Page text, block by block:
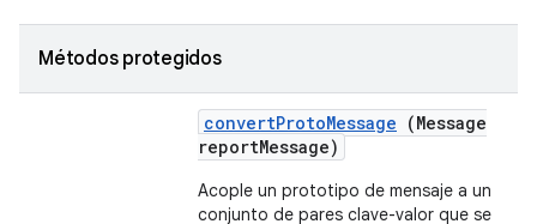
Métodos protegidos
convertProtoMessage (Message
reportMessage)
Acople un prototipo de mensaje a un
conjunto de pares clave-valor que se